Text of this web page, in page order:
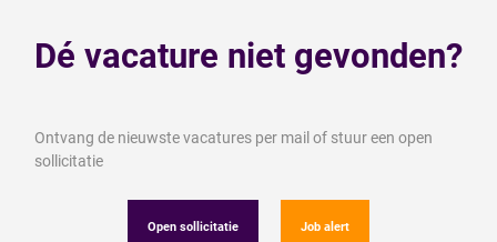
Dé vacature niet gevonden?
Ontvang de nieuwste vacatures per mail of stuur een open
sollicitatie
Open sollicitatie Job alert